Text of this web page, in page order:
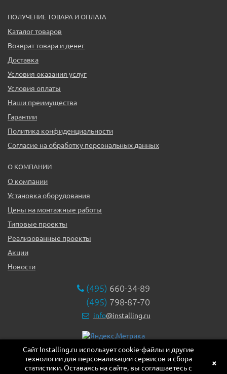
ПОЛУЧЕНИЕ ТОВАРА И ОПЛАТА
Каталог товаров
Возврат товара и денег
Доставка
Условия оказания услуг
Условия оплаты
Наши преимущества
Гарантии
Политика конфиденциальности
Согласие на обработку персональных данных
О КОМПАНИИ
О компании
Установка оборудования
Цены на монтажные работы
Типовые проекты
Реализованные проекты
Акции
Новости
(495) 660-34-89
(495) 798-87-70
info@installing.ru
119331, г. Москва ул. Марии Ульяновой дом 17а, этаж 2,
офис 10
Сайт Installing.ru использует cookie-файлы и другие
технологии для персонализации сервисов и сбора
статистики. Оставаясь на сайте, вы соглашаетесь с
×